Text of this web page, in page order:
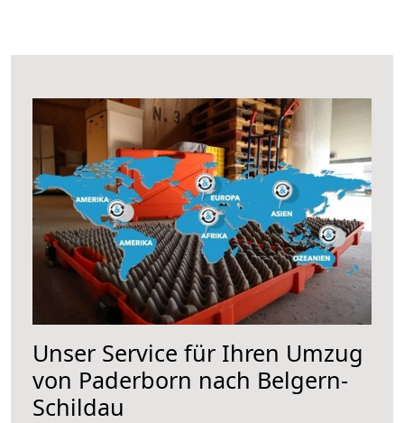
Unser Service für Ihren Umzug
von Paderborn nach Belgern-
Schildau